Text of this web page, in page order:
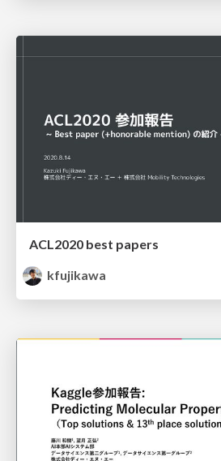
ACL2020 best papers
kfujikawa